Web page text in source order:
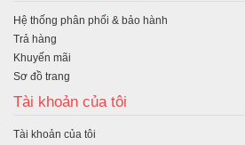
Hệ thống phân phối & bảo hành
Trả hàng
Khuyến mãi
Sơ đồ trang
Tài khoản của tôi
Tài khoản của tôi